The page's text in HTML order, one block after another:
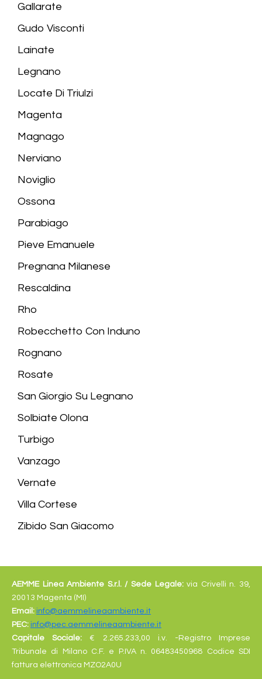
Gallarate
Gudo Visconti
Lainate
Legnano
Locate Di Triulzi
Magenta
Magnago
Nerviano
Noviglio
Ossona
Parabiago
Pieve Emanuele
Pregnana Milanese
Rescaldina
Rho
Robecchetto Con Induno
Rognano
Rosate
San Giorgio Su Legnano
Solbiate Olona
Turbigo
Vanzago
Vernate
Villa Cortese
Zibido San Giacomo
AEMME Linea Ambiente S.r.l. / Sede Legale:via Crivelli n. 39,
20013 Magenta (MI)
Email: info@aemmelineaambiente.it
PEC: info@pec.aemmelineaambiente.it
Capitale Sociale: €
2.265.233,00 i.v. -Registro Imprese
Tribunale di Milano C.F. e P.IVA n. 06483450968 Codice SDI
fattura elettronica MZO2A0U